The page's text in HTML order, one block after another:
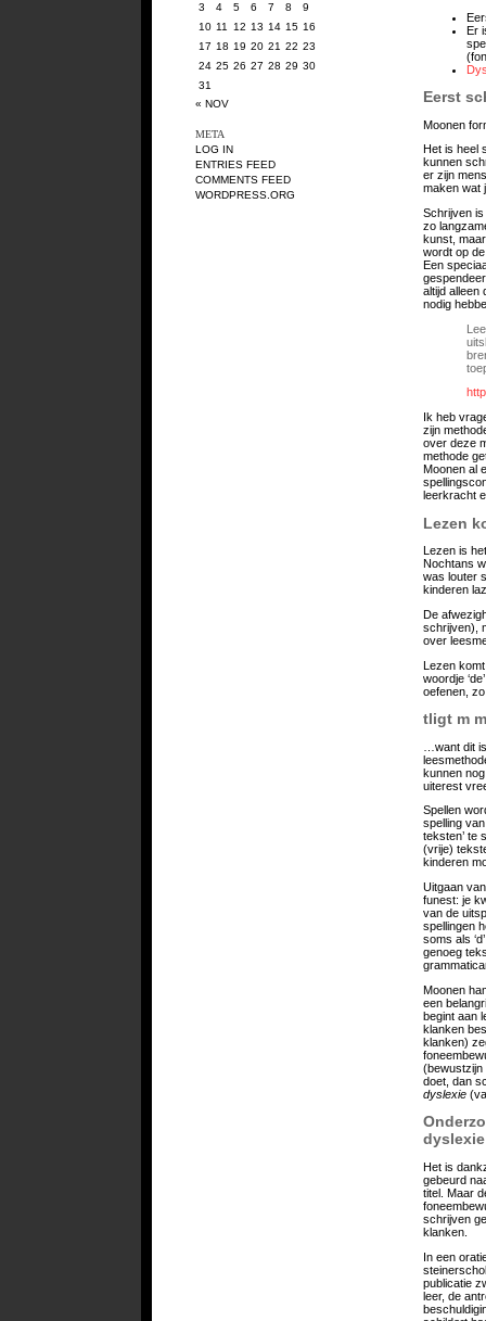
3
4 5 6 7 8
9
10 11 12 13 14 15 16
17 18 19 20 21 22 23
24 25 26 27 28 29 30
31
« NOV
META
LOG IN
ENTRIES FEED
COMMENTS FEED
WORDPRESS.ORG
Er
Eerst
Moonen
Het is heel
kunnen
er zijn
maken wat
Schrijven
zo
kunst,
wordt op
Een
altijd alleen
nodig
Ik heb
zijn
over deze
methode
Moonen al
leerkracht
Lezen
Lezen is
Nochtans
was louter
kinderen
De
schrijven),
over
Lezen
woordje
oefenen,
tligt m
…want dit
kunnen
uiterest
Spellen
spelling
teksten’ te
(vrije)
kinderen
Uitgaan
funest: je
van de
spellingen
soms als
genoeg
Moonen
een
begint aan
klanken
klanken)
(bewustzijn
doet, dan
dyslexie
dyslexie
Het is
gebeurd
titel. Maar
schrijven
klanken.
In een
publicatie
leer, de